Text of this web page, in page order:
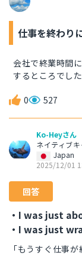
仕事を終わり
会社で終業時間
するところでし
0 527
Ko-Heyさん
ネイティブ
Japan
2025/12/01
回答
・I was just
・I was just
「もうすぐ仕事